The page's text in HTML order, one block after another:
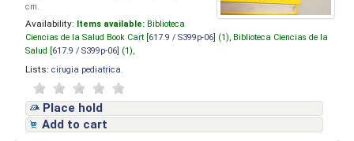
cm.
Availability: Items available: Biblioteca
Ciencias de la Salud Book Cart [ 617.9 / S399p-06 ] (1), Biblioteca Ciencias de la
Salud [ 617.9 / S399p-06 ] (1),
Lists: cirugia pediatrica
Place hold
Add to cart